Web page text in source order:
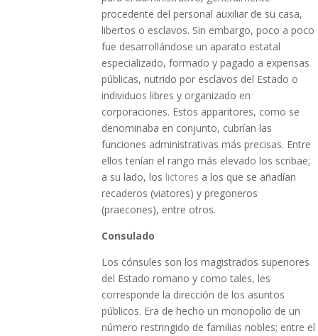
procedente del personal auxiliar de su casa,
libertos o esclavos. Sin embargo, poco a poco
fue desarrollándose un aparato estatal
especializado, formado y pagado a expensas
públicas, nutrido por esclavos del Estado o
individuos libres y organizado en
corporaciones. Estos apparitores, como se
denominaba en conjunto, cubrían las
funciones administrativas más precisas. Entre
ellos tenían el rango más elevado los scribae;
a su lado, los lictores a los que se añadían
recaderos (viatores) y pregoneros
(praecones), entre otros.
Consulado
Los cónsules son los magistrados superiores
del Estado romano y como tales, les
corresponde la dirección de los asuntos
públicos. Era de hecho un monopolio de un
número restringido de familias nobles; entre el